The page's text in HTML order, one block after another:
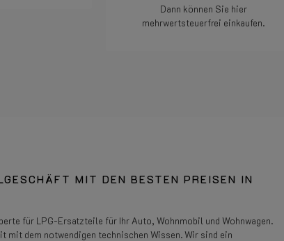
Dann können Sie hier
mehrwertsteuerfrei einkaufen.
MIT DEN BESTEN PREISEN IN
für LPG-Ersatzteile für Ihr Auto, Wohnmobil und Wohnwagen.
mit dem notwendigen technischen Wissen. Wir sind ein